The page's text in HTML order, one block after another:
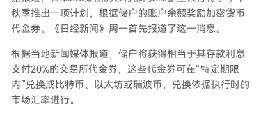
秋季推出一项计划，根据储户的账户余额奖励加密货币
代金券。《日经新闻》周一首先报道了这一消息。
根据当地新闻媒体报道，储户将获得相当于其存款利息
支付20%的交易所代金券，这些代金券可在“特定期限
内”兑换成比特币、以太坊或瑞波币，兑换依据执行时的
市场汇率进行。